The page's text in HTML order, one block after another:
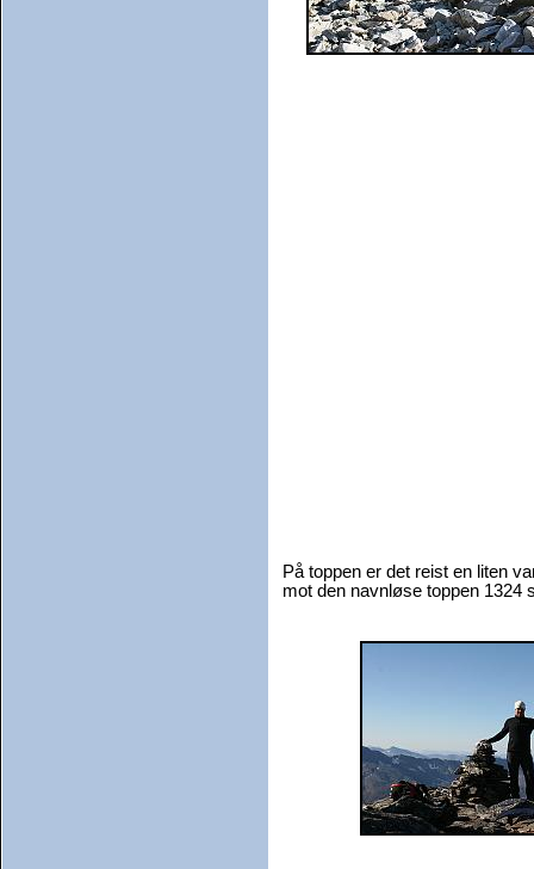
På toppen er det reist en liten
mot den navnløse toppen 1324